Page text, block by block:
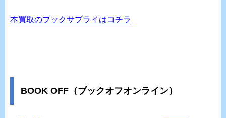
本買取のブックサプライはコチラ
BOOK OFF（ブックオフオンライン）